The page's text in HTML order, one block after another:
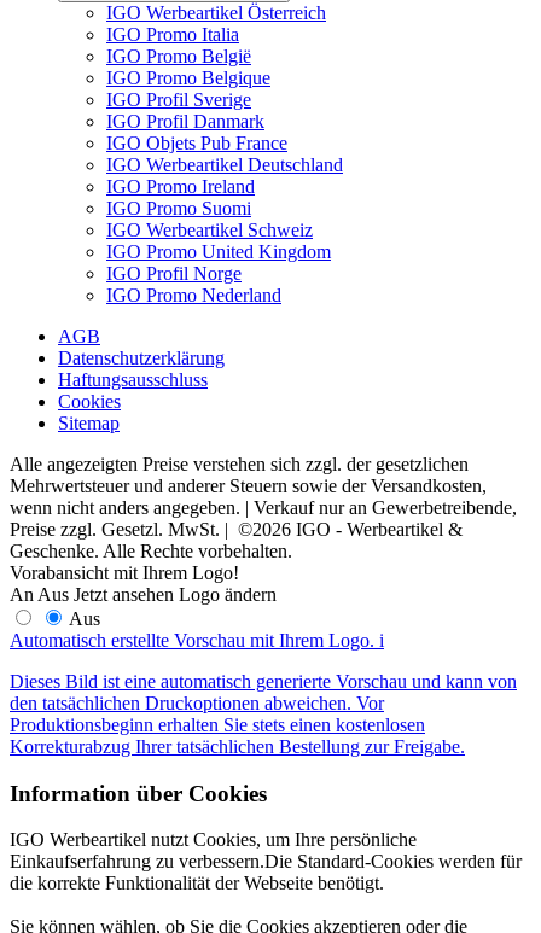
IGO Werbeartikel Österreich
IGO Promo Italia
IGO Promo België
IGO Promo Belgique
IGO Profil Sverige
IGO Profil Danmark
IGO Objets Pub France
IGO Werbeartikel Deutschland
IGO Promo Ireland
IGO Promo Suomi
IGO Werbeartikel Schweiz
IGO Promo United Kingdom
IGO Profil Norge
IGO Promo Nederland
AGB
Datenschutzerklärung
Haftungsausschluss
Cookies
Sitemap
Alle angezeigten Preise verstehen sich zzgl. der gesetzlichen
Mehrwertsteuer und anderer Steuern sowie der Versandkosten,
wenn nicht anders angegeben. | Verkauf nur an Gewerbetreibende,
Preise zzgl. Gesetzl. MwSt. | ©2026 IGO - Werbeartikel &
Geschenke. Alle Rechte vorbehalten.
Vorabansicht mit Ihrem Logo!
An Aus Jetzt ansehen Logo ändern
Aus
Automatisch erstellte Vorschau mit Ihrem Logo. i
Dieses Bild ist eine automatisch generierte Vorschau und kann von
den tatsächlichen Druckoptionen abweichen. Vor
Produktionsbeginn erhalten Sie stets einen kostenlosen
Korrekturabzug Ihrer tatsächlichen Bestellung zur Freigabe.
Information über Cookies
IGO Werbeartikel nutzt Cookies, um Ihre persönliche
Einkaufserfahrung zu verbessern.Die Standard-Cookies werden für
die korrekte Funktionalität der Webseite benötigt.
Sie können wählen, ob Sie die Cookies akzeptieren oder die